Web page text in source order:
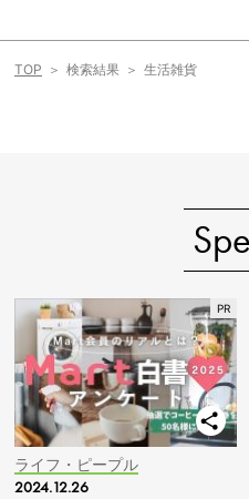
TOP 検索結果 生活雑貨
ライフ・ピープル
2024.12.26